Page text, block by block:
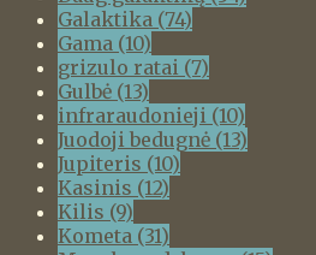
Galaktika (74)
Gama (10)
grizulo ratai (7)
Gulbė (13)
infraraudonieji (10)
Juodoji bedugnė (13)
Jupiteris (10)
Kasinis (12)
Kilis (9)
Kometa (31)